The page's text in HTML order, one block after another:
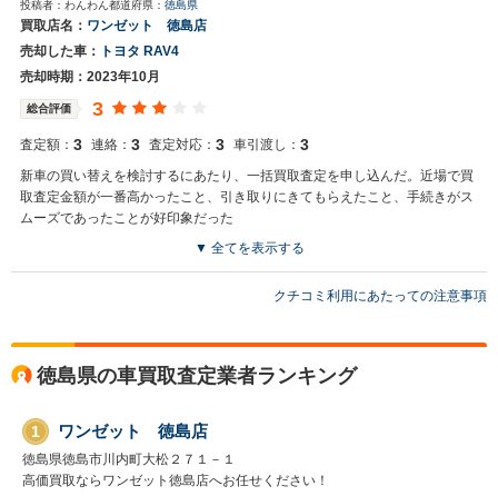
この度は、当店のご利用誠に有難う御座いました。 クチコミ投稿もし
ていただき有難う御座います！ また機会が御座いましたら、是非お声
掛けて下さい。 今後とも宜しくお願い致します。
投稿者：わんわん都道府県： 徳島県
買取店名： ワンゼット 徳島店
売却した車：
トヨタ RAV4
売却時期：2023年10月
総合評価 3
査定額： 3 連絡： 3 査定対応： 3 車引渡し： 3
新車の買い替えを検討するにあたり、一括買取査定を申し込んだ。近場で買
取査定金額が一番高かったこと、引き取りにきてもらえたこと、手続きがス
ムーズであったことが好印象だった
買取店からの返信
この度は、当店のご利用誠に有難う御座いました。 クチコミ投稿もし
掛けて下さい。 今後とも宜しくお願い致します。
▼ 全てを表示する
クチコミ利用にあたっての注意事項
徳島県の車買取査定業者ランキング
1 ワンゼット 徳島店
徳島県徳島市川内町大松２７１－１
高価買取ならワンゼット徳島店へお任せください！